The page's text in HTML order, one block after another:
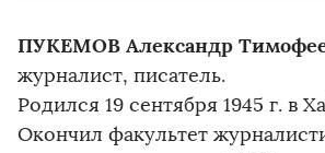
ПУКЕМОВ Александр
журналист, писатель.
Родился 19 сентября 1945 г. в
Окончил факультет